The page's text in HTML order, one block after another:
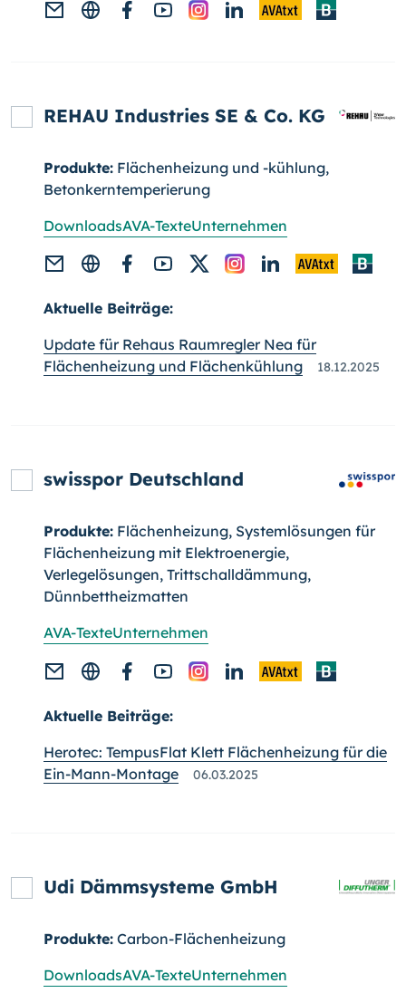
REHAU Industries SE & Co. KG
Produkte: Flächenheizung und -kühlung,
Betonkerntemperierung
DownloadsAVA-TexteUnternehmen
Aktuelle Beiträge:
Update für Rehaus Raumregler Nea für
Flächenheizung und Flächenkühlung
18.12.2025
swisspor Deutschland
Produkte: Flächenheizung, Systemlösungen für
Flächenheizung mit Elektroenergie,
Verlegelösungen, Trittschalldämmung,
Dünnbettheizmatten
AVA-TexteUnternehmen
Aktuelle Beiträge:
Herotec: TempusFlat Klett Flächenheizung für die
Ein-Mann-Montage
06.03.2025
Udi Dämmsysteme GmbH
Produkte: Carbon-Flächenheizung
DownloadsAVA-TexteUnternehmen